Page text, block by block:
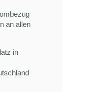
an allen
in